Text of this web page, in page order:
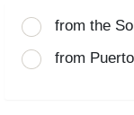
from the
from